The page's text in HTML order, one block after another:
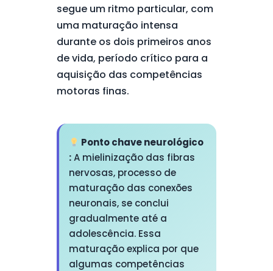
segue um ritmo particular, com
uma maturação intensa
durante os dois primeiros anos
de vida, período crítico para a
aquisição das competências
motoras finas.
Ponto chave neurológico
:A mielinização das fibras
nervosas, processo de
maturação das conexões
neuronais, se conclui
gradualmente até a
adolescência. Essa
maturação explica por que
algumas competências